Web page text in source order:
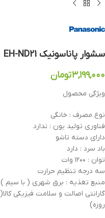
سشوار پاناسونیک EH-ND21
۳,۱۹۹,۰۰۰تومان
ویژگی محصول
نوع مصرف : خانگی
فناوری تولید یون : ندارد
دارای دسته تاشو
باد سرد : دارد
توان : ۱۲۰۰ وات
سه درجه تنظیم حرارت
منبع تغذیه : برق شهری ( با سیم )
روزه)